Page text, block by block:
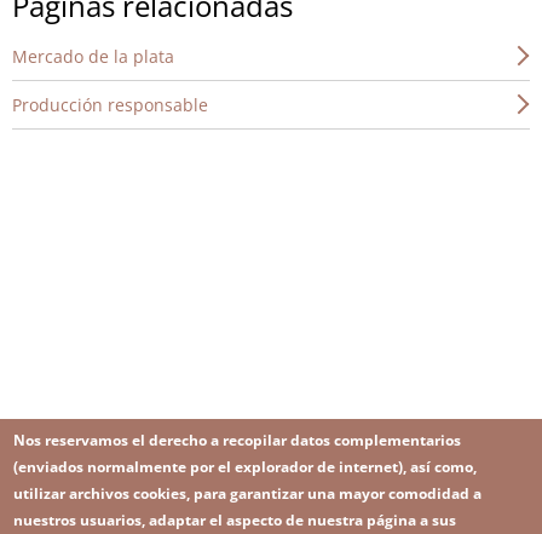
Mercado de la plata
Producción responsable
Nos reservamos el derecho a recopilar datos complementarios
(enviados normalmente por el explorador de internet), así como,
utilizar archivos cookies, para garantizar una mayor comodidad a
nuestros usuarios, adaptar el aspecto de nuestra página a sus